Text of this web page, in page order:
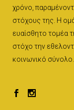
χρόνο,
στόχους της. Η
ευαίσθητο τομέα
στόχο την
κοινωνικό σύνολο.